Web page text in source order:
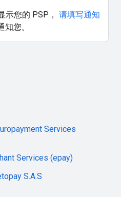
示您的 PSP， 请填写通知
您。
Services
Services (epay)
S.A.S